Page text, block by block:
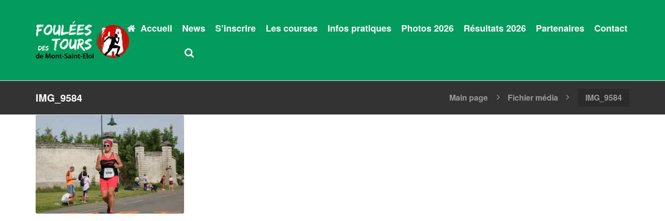
Accueil News S’inscrire Les courses Infos pratiques Photos 2026 Résultats 2026 Partenaires Contact
IMG_9584 Main page Fichier média IMG_9584